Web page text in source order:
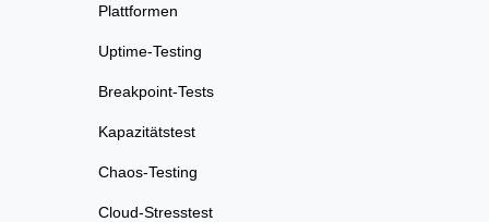
Plattformen
Uptime-Testing
Breakpoint-Tests
Kapazitätstest
Chaos-Testing
Cloud-Stresstest